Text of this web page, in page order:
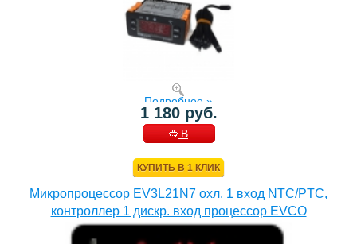
Подробнее »
1 180 руб.
В
КУПИТЬ В 1 КЛИК
Микропроцессор EV3L21N7 охл. 1 вход NTC/PTC,
контроллер 1 дискр. вход процессор EVCO